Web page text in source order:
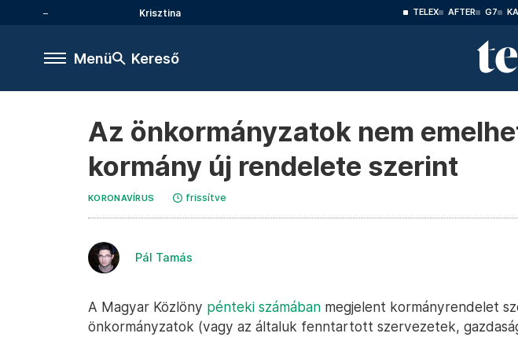
Krisztina TELEX AFTER G7
Menü Kereső
Az önkormányzatok nem
kormány új rendelete szerint
KORONAVÍRUS frissítve
Pál Tamás
A Magyar Közlöny pénteki számában megjelent kormányrendelet
önkormányzatok (vagy az általuk fenntartott szervezetek,